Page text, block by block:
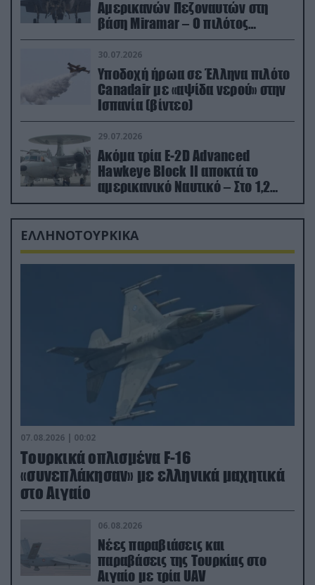
Αμερικανών Πεζοναυτών στη
βάση Miramar – Ο πιλότος
εκτινάχθηκε εγκαίρως
30.07.2026
Υποδοχή ήρωα σε Έλληνα πιλότο
Canadair με «αψίδα νερού» στην
Ισπανία (βίντεο)
29.07.2026
Ακόμα τρία E-2D Advanced
Hawkeye Block II αποκτά το
αμερικανικό Ναυτικό – Στο 1,2
δισ.δολάρια το κόστος
ΕΛΛΗΝΟΤΟΥΡΚΙΚΑ
07.08.2026 | 00:02
Τουρκικά οπλισμένα F-16
«συνεπλάκησαν» με ελληνικά μαχητικά
στο Αιγαίο
06.08.2026
Νέες παραβιάσεις και
παραβάσεις της Τουρκίας στο
Αιγαίο με τρία UAV